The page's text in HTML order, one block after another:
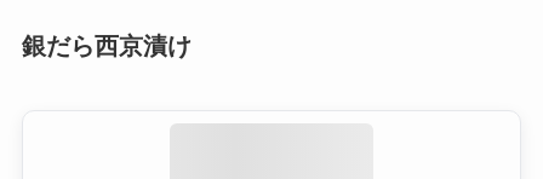
銀だら西京漬け